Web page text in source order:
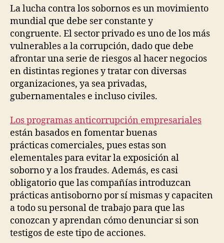
publicación
publicación
La lucha contra los sobornos es un movimiento
mundial que debe ser constante y
congruente. El sector privado es uno de los más
vulnerables a la corrupción, dado que debe
afrontar una serie de riesgos al hacer negocios
en distintas regiones y tratar con diversas
organizaciones, ya sea privadas,
gubernamentales e incluso civiles.
Los programas anticorrupción empresariales
están basados en fomentar buenas
prácticas comerciales, pues estas son
elementales para evitar la exposición al
soborno y a los fraudes. Además, es casi
obligatorio que las compañías introduzcan
prácticas antisoborno por sí mismas y capaciten
a todo su personal de trabajo para que las
conozcan y aprendan cómo denunciar si son
testigos de este tipo de acciones.